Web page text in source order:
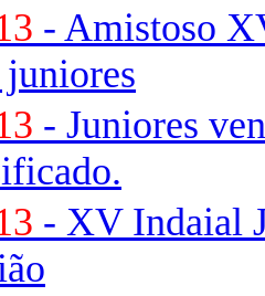
- Amistoso
- Juniores
- XV Indaial